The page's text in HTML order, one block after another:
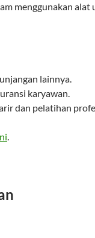
menggunakan alat
lainnya.
karyawan.
dan pelatihan
.